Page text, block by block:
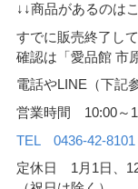
↓↓商品があるのは
すでに販売終了し
確認は「愛品館 市
電話やLINE（下記
営業時間 10:00～
TEL 0436-42-8101
定休日 1月1日、